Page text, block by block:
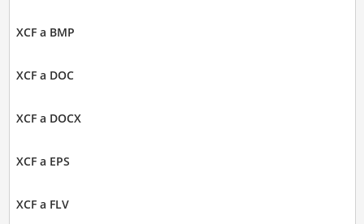
XCF a BMP
XCF a DOC
XCF a DOCX
XCF a EPS
XCF a FLV